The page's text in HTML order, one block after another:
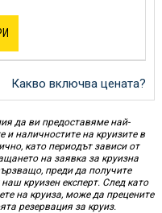
Какво включва цената?
да ви предоставяме най-
и наличностите на круизите в
като периодът зависи от
на заявка за круизна
преди да получите
круизен експерт. След като
на круиза, може да прецените
резервация за круиз.